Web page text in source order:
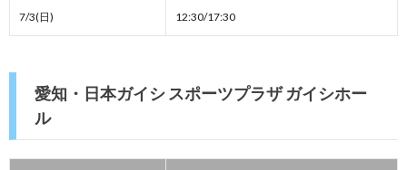
7/3(日) 12:30/17:30
愛知・日本ガイシ スポーツプラザ ガイシホー
ル